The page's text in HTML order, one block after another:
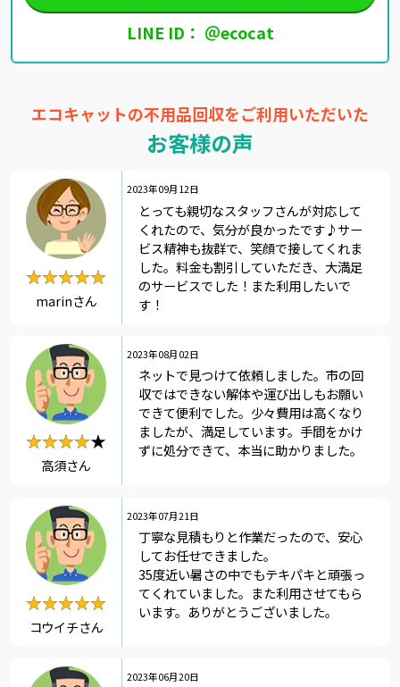
LINE ID： ＠ecocat
エコキャットの不用品回収をご利用いただいた
お客様の声
2023年09月12日
★★★★★
★★★★★
marinさん
とっても親切なスタッフさんが対応して
くれたので、気分が良かったです♪サー
ビス精神も抜群で、笑顔で接してくれま
した。料金も割引していただき、大満足
のサービスでした！また利用したいで
す！
2023年08月02日
★★★★★
★★★★
高須さん
ネットで見つけて依頼しました。市の回
収ではできない解体や運び出しもお願い
できて便利でした。少々費用は高くなり
ましたが、満足しています。手間をかけ
ずに処分できて、本当に助かりました。
2023年07月21日
★★★★★
★★★★★
コウイチさん
丁寧な見積もりと作業だったので、安心
してお任せできました。
35度近い暑さの中でもテキパキと頑張っ
てくれていました。また利用させてもら
います。ありがとうございました。
2023年06月20日